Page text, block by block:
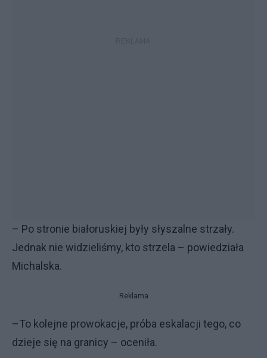
– Po stronie białoruskiej były słyszalne strzały.
Jednak nie widzieliśmy, kto strzela – powiedziała
Michalska.
Reklama
–To kolejne prowokacje, próba eskalacji tego, co
dzieje się na granicy – oceniła.